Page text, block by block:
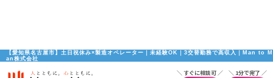
【愛知県名古屋市】土日祝休み×製造オペレーター｜未経験OK｜3交替勤務で高収入｜Man to M
an株式会社
＼ すぐに相談可 ／ ＼ 1分で完了 ／